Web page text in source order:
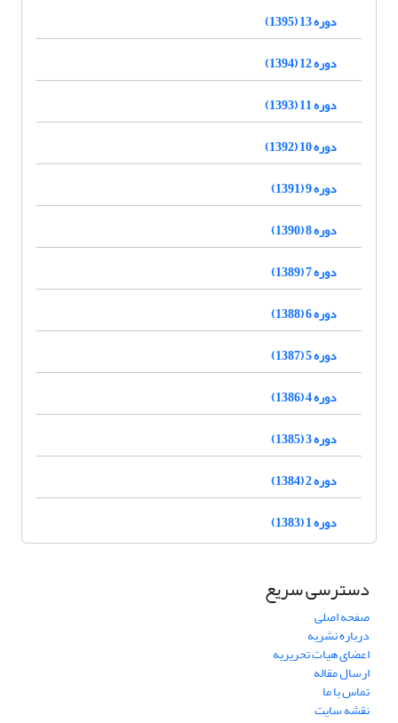
دوره 13 (1395)
دوره 12 (1394)
دوره 11 (1393)
دوره 10 (1392)
دوره 9 (1391)
دوره 8 (1390)
دوره 7 (1389)
دوره 6 (1388)
دوره 5 (1387)
دوره 4 (1386)
دوره 3 (1385)
دوره 2 (1384)
دوره 1 (1383)
دسترسی سریع
صفحه اصلی
درباره نشریه
اعضای هیات تحریریه
ارسال مقاله
تماس با ما
نقشه سایت